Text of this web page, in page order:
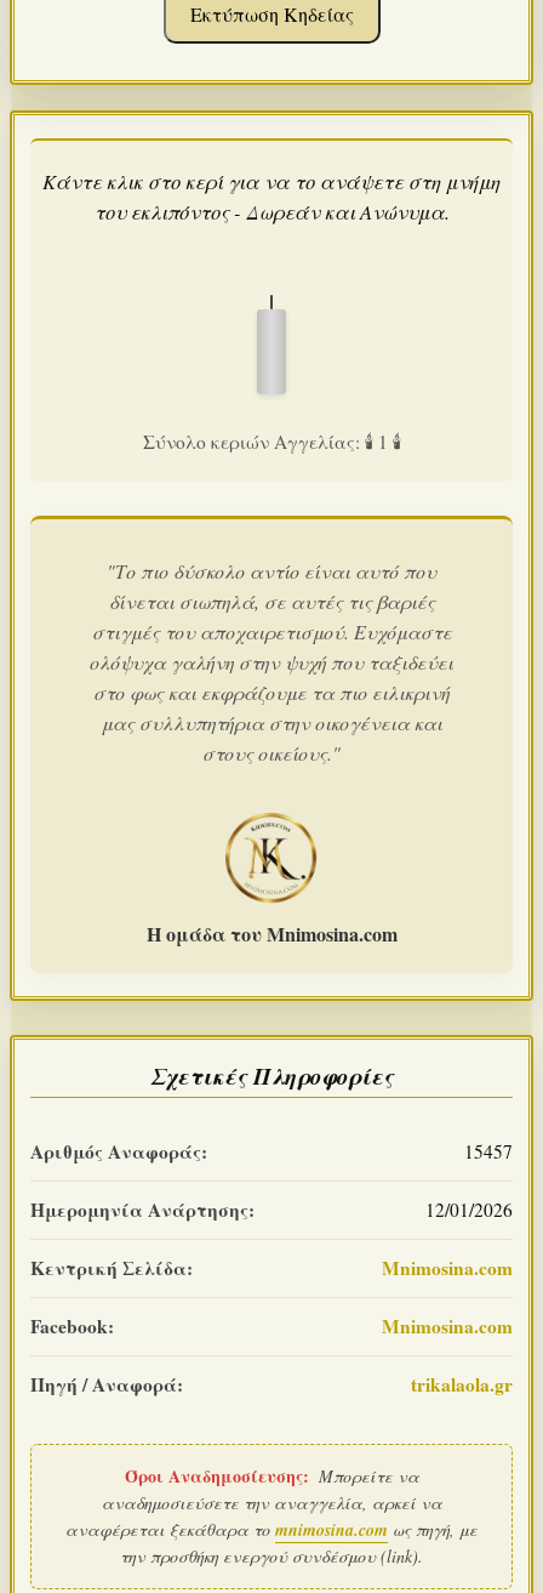
Εκτύπωση Κηδείας
Κάντε κλικ στο κερί για να το ανάψετε στη μνήμη
του εκλιπόντος - Δωρεάν και Ανώνυμα.
Σύνολο κεριών Αγγελίας: 🕯️ 1 🕯️
"Το πιο δύσκολο αντίο είναι αυτό που
δίνεται σιωπηλά, σε αυτές τις βαριές
στιγμές του αποχαιρετισμού. Ευχόμαστε
ολόψυχα γαλήνη στην ψυχή που ταξιδεύει
στο φως και εκφράζουμε τα πιο ειλικρινή
μας συλλυπητήρια στην οικογένεια και
στους οικείους."
Η ομάδα του Mnimosina.com
Σχετικές Πληροφορίες
Αριθμός Αναφοράς: 15457
Ημερομηνία Ανάρτησης: 12/01/2026
Κεντρική Σελίδα: Mnimosina.com
Facebook: Mnimosina.com
Πηγή / Αναφορά: trikalaola.gr
Όροι Αναδημοσίευσης: Μπορείτε να
αναδημοσιεύσετε την αναγγελία, αρκεί να
αναφέρεται ξεκάθαρα το mnimosina.com ως πηγή, με
την προσθήκη ενεργού συνδέσμου (link).